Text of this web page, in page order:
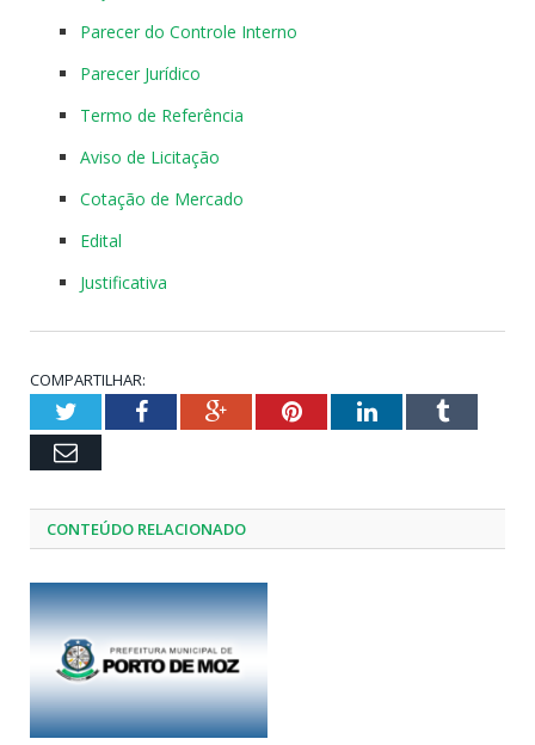
Parecer do Controle Interno
Parecer Jurídico
Termo de Referência
Aviso de Licitação
Cotação de Mercado
Edital
Justificativa
COMPARTILHAR:
TwitterFacebookGoogle+PinterestLinkedInTumblr
Email
CONTEÚDO RELACIONADO